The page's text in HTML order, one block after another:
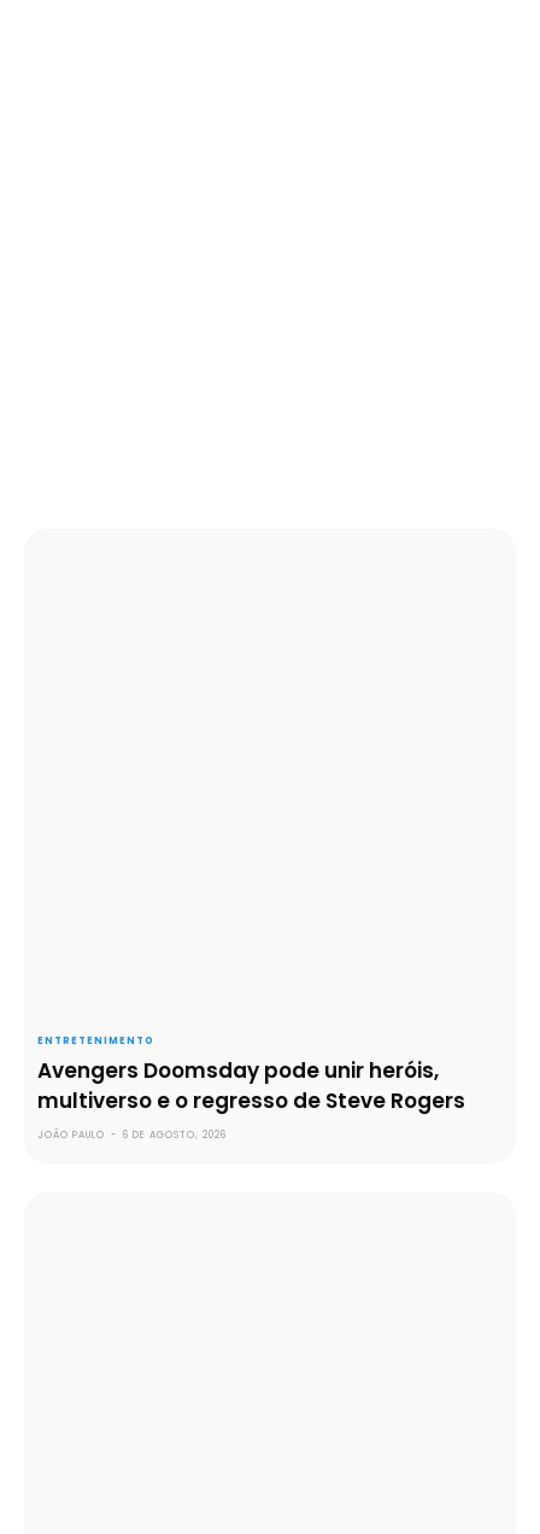
ENTRETENIMENTO
Avengers Doomsday pode unir heróis,
multiverso e o regresso de Steve Rogers
JOÃO PAULO - 6 DE AGOSTO, 2026